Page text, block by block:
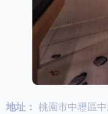
地址： 桃園市中壢區